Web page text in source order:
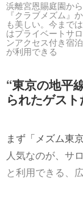
浜離宮恩賜庭園か
『クラブメズム』
も美しい。今まで
はプライベートサ
ンアクセス付き宿
が利用できる
“東京の地平
られたゲスト
まず「メズム東
人気なのが、サ
と利用できる、